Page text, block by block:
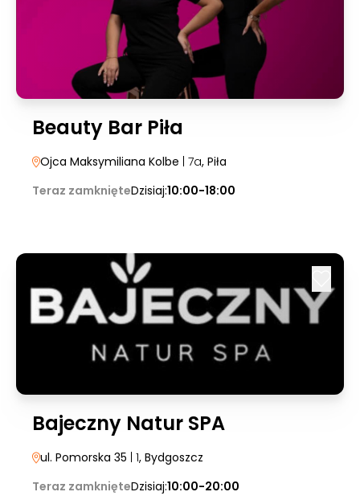
Beauty Bar Piła
Ojca Maksymiliana Kolbe | 7a, Piła
Teraz zamknięteDzisiaj:10:00-18:00
Bajeczny Natur SPA
ul. Pomorska 35 | 1, Bydgoszcz
Teraz zamknięteDzisiaj:10:00-20:00